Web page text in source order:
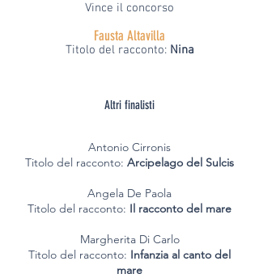
Vince il concorso
Fausta Altavilla
Titolo del racconto: Nina
Altri finalisti
Antonio Cirronis
Titolo del racconto: Arcipelago del Sulcis
Angela De Paola
Titolo del racconto: Il racconto del mare
Margherita Di Carlo
Titolo del racconto: Infanzia al canto del
mare